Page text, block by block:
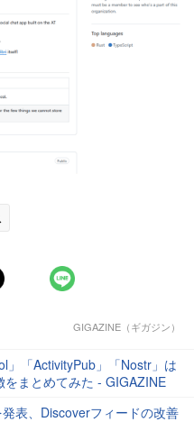
GIGAZINE（ギガジン）
」「ActivityPub」「Nostr」は
まとめてみた - GIGAZINE
表、Discoverフィードの改善